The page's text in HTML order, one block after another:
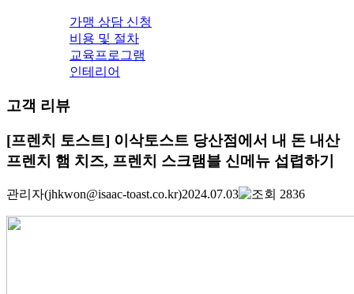
가맹 상담 신청
비용 및 절차
교육프로그램
인테리어
고객 리뷰
[프렌치 토스트] 이삭토스트 당산점에서 내 돈 내산
프렌치 햄 치즈, 프렌치 스크램블 신메뉴 섭렵하기
관리자(jhkwon@isaac-toast.co.kr)2024.07.03 2836